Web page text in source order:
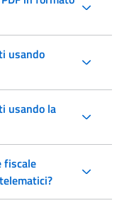
usando
usando la
fiscale